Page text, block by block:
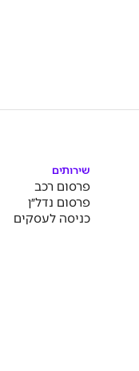
שירותים
פרסום רכב
פרסום נדל״ן
כניסה לעסקים